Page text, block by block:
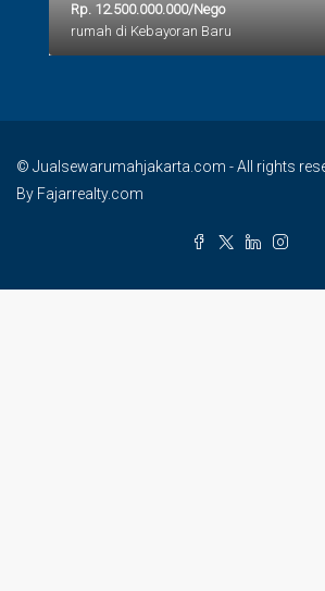
Rp. 12.500.000.000/Nego
rumah di Kebayoran Baru
© Jualsewarumahjakarta.com - All rights
By Fajarrealty.com